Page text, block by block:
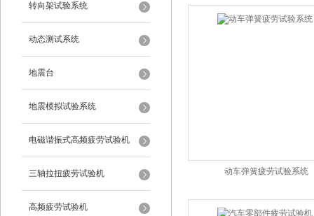
转向架试验系统
动态测试系统
地震台
地震模拟试验系统
电磁谐振式高频疲劳试验机
三轴拉扭疲劳试验机
高频疲劳试验机
动车弹簧疲劳试验系统